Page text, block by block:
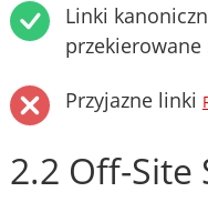
Linki
Przyjazne linki
2.2 Off-Site